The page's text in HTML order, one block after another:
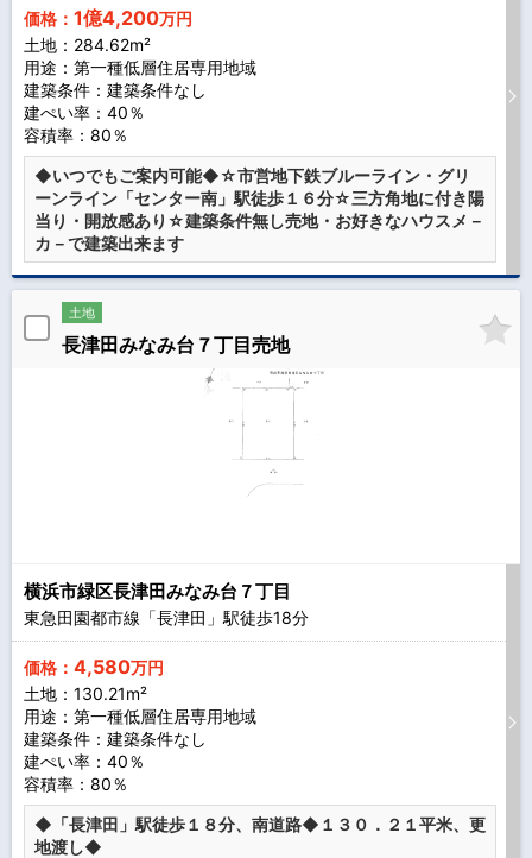
価格： 1億4,200万円
土地：284.62m²
用途：第一種低層住居専用地域
建築条件： 建築条件なし
建ぺい率：40％
容積率：80％
◆いつでもご案内可能◆☆市営地下鉄ブルーライン・グリ
ーンライン「センター南」駅徒歩１６分☆三方角地に付き陽
当り・開放感あり☆建築条件無し売地・お好きなハウスメ－
カ－で建築出来ます
土地
長津田みなみ台７丁目売地
横浜市緑区長津田みなみ台７丁目
東急田園都市線「長津田」駅徒歩18分
価格： 4,580万円
土地：130.21m²
用途：第一種低層住居専用地域
建築条件： 建築条件なし
建ぺい率：40％
容積率：80％
◆「長津田」駅徒歩１８分、南道路◆１３０．２１平米、更
地渡し◆